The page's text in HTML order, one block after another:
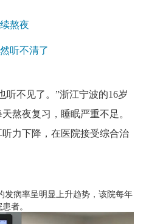
熬夜
听不清了
听不见了。”浙江宁波的16岁
熬夜复习，睡眠严重不足。
力下降，在医院接受综合治
发病率呈明显上升趋势，该院每年
者。